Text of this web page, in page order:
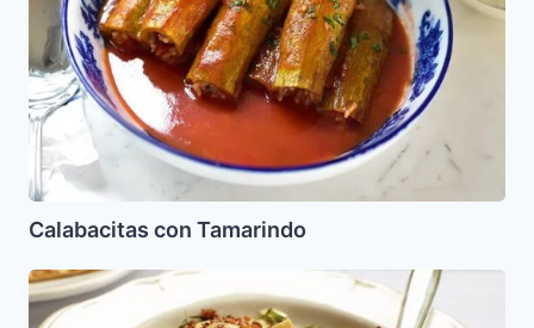
Calabacitas con Tamarindo
Varenikes